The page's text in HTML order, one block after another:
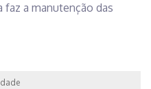
faz a manutenção das